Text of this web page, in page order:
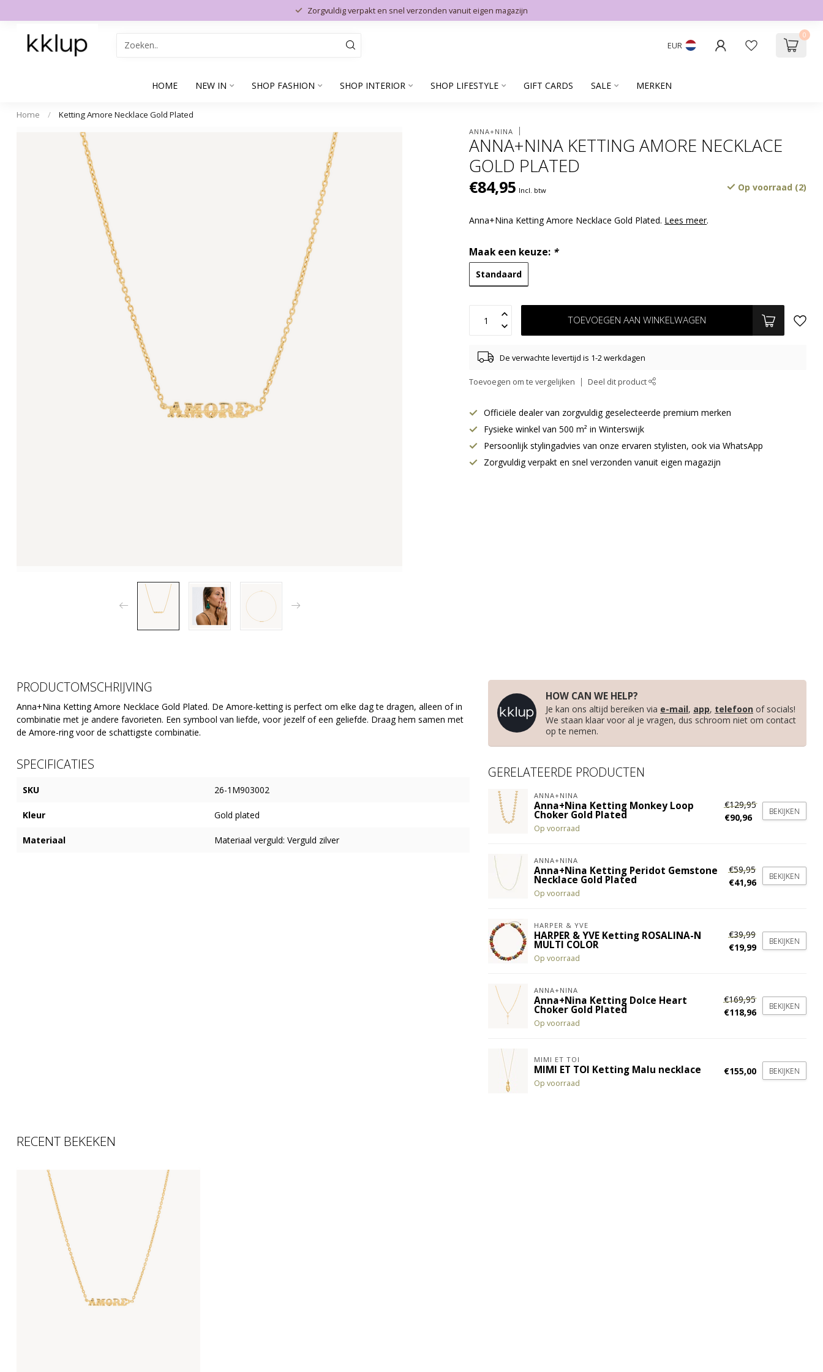
Zorgvuldig verpakt en snel verzonden vanuit eigen magazijn
EUR
0
HOME NEW IN SHOP FASHION SHOP INTERIOR SHOP LIFESTYLE GIFT CARDS SALE MERKEN
Home / Ketting Amore Necklace Gold Plated
ANNA+NINA
ANNA+NINA KETTING AMORE NECKLACE
GOLD PLATED
€84,95 Incl. btw Op voorraad (2)
Anna+Nina Ketting Amore Necklace Gold Plated. Lees meer.
Maak een keuze: *
Standaard
TOEVOEGEN AAN WINKELWAGEN
De verwachte levertijd is 1-2 werkdagen
Toevoegen om te vergelijken Deel dit product
Officiële dealer van zorgvuldig geselecteerde premium merken
Fysieke winkel van 500 m² in Winterswijk
Persoonlijk stylingadvies van onze ervaren stylisten, ook via WhatsApp
Zorgvuldig verpakt en snel verzonden vanuit eigen magazijn
PRODUCTOMSCHRIJVING
Anna+Nina Ketting Amore Necklace Gold Plated. De Amore-ketting is perfect om elke dag te dragen, alleen of in
combinatie met je andere favorieten. Een symbool van liefde, voor jezelf of een geliefde. Draag hem samen met
de Amore-ring voor de schattigste combinatie.
SPECIFICATIES
SKU 26-1M903002
Kleur Gold plated
Materiaal Materiaal verguld: Verguld zilver
HOW CAN WE HELP?
Je kan ons altijd bereiken via e-mail, app, telefoon of socials!
We staan klaar voor al je vragen, dus schroom niet om contact
op te nemen.
GERELATEERDE PRODUCTEN
ANNA+NINA
Anna+Nina Ketting Monkey Loop
Choker Gold Plated
Op voorraad
€129,95
€90,96
BEKIJKEN
ANNA+NINA
Anna+Nina Ketting Peridot Gemstone
Necklace Gold Plated
Op voorraad
€59,95
€41,96
BEKIJKEN
HARPER & YVE
HARPER & YVE Ketting ROSALINA-N
MULTI COLOR
Op voorraad
€39,99
€19,99
BEKIJKEN
ANNA+NINA
Anna+Nina Ketting Dolce Heart
Choker Gold Plated
Op voorraad
€169,95
€118,96
BEKIJKEN
MIMI ET TOI
MIMI ET TOI Ketting Malu necklace
Op voorraad
€155,00 BEKIJKEN
RECENT BEKEKEN